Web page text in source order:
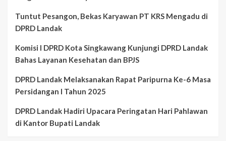
Tuntut Pesangon, Bekas Karyawan PT KRS Mengadu di
DPRD Landak
Komisi I DPRD Kota Singkawang Kunjungi DPRD Landak
Bahas Layanan Kesehatan dan BPJS
DPRD Landak Melaksanakan Rapat Paripurna Ke-6 Masa
Persidangan I Tahun 2025
DPRD Landak Hadiri Upacara Peringatan Hari Pahlawan
di Kantor Bupati Landak